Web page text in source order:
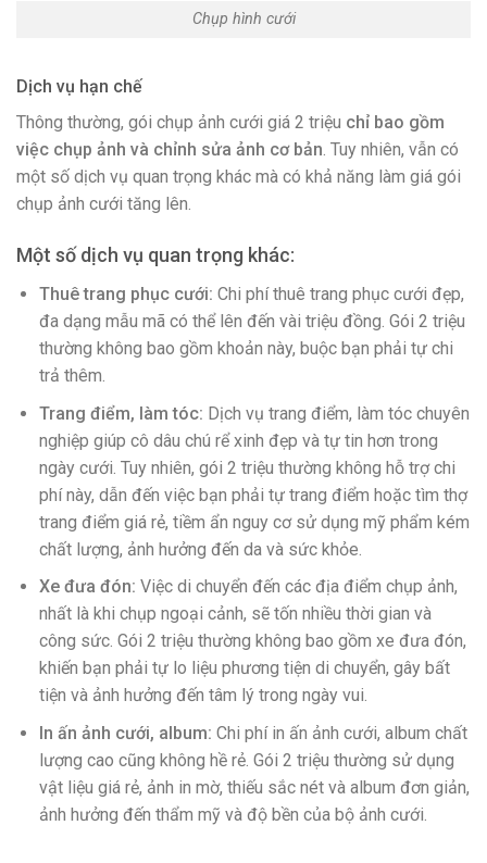
Chụp hình cưới
Dịch vụ hạn chế
Thông thường, gói chụp ảnh cưới giá 2 triệu chỉ bao gồm
việc chụp ảnh và chỉnh sửa ảnh cơ bản. Tuy nhiên, vẫn có
một số dịch vụ quan trọng khác mà có khả năng làm giá gói
chụp ảnh cưới tăng lên.
Một số dịch vụ quan trọng khác:
Thuê trang phục cưới: Chi phí thuê trang phục cưới đẹp,
đa dạng mẫu mã có thể lên đến vài triệu đồng. Gói 2 triệu
thường không bao gồm khoản này, buộc bạn phải tự chi
trả thêm.
Trang điểm, làm tóc: Dịch vụ trang điểm, làm tóc chuyên
nghiệp giúp cô dâu chú rể xinh đẹp và tự tin hơn trong
ngày cưới. Tuy nhiên, gói 2 triệu thường không hỗ trợ chi
phí này, dẫn đến việc bạn phải tự trang điểm hoặc tìm thợ
trang điểm giá rẻ, tiềm ẩn nguy cơ sử dụng mỹ phẩm kém
chất lượng, ảnh hưởng đến da và sức khỏe.
Xe đưa đón: Việc di chuyển đến các địa điểm chụp ảnh,
nhất là khi chụp ngoại cảnh, sẽ tốn nhiều thời gian và
công sức. Gói 2 triệu thường không bao gồm xe đưa đón,
khiến bạn phải tự lo liệu phương tiện di chuyển, gây bất
tiện và ảnh hưởng đến tâm lý trong ngày vui.
In ấn ảnh cưới, album: Chi phí in ấn ảnh cưới, album chất
lượng cao cũng không hề rẻ. Gói 2 triệu thường sử dụng
vật liệu giá rẻ, ảnh in mờ, thiếu sắc nét và album đơn giản,
ảnh hưởng đến thẩm mỹ và độ bền của bộ ảnh cưới.